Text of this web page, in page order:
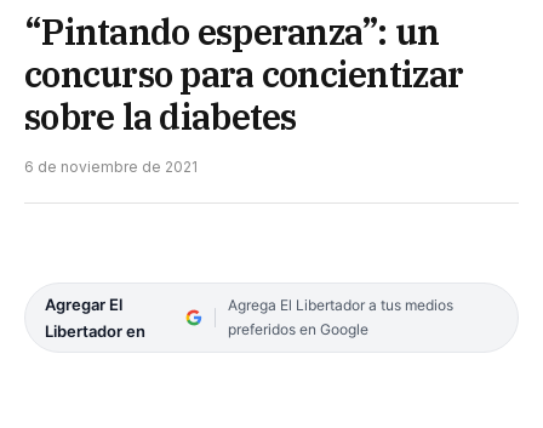
“Pintando esperanza”: un
concurso para concientizar
sobre la diabetes
6 de noviembre de 2021
Agregar El
Libertador en
Agrega El Libertador a tus medios
preferidos en Google